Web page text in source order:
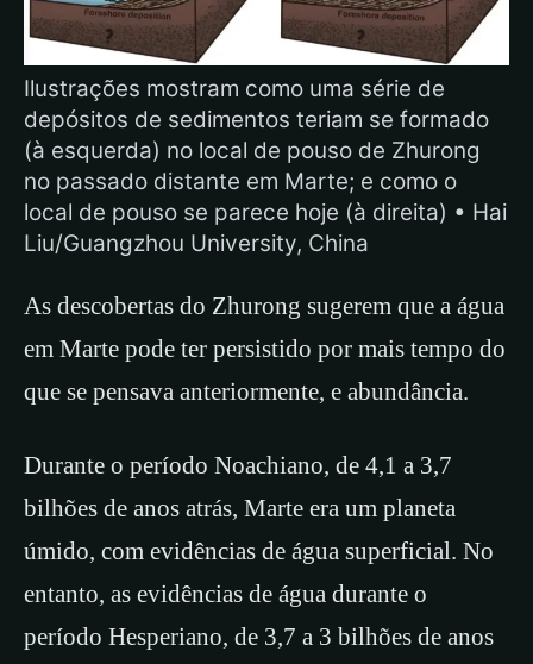
Ilustrações mostram como uma série de
depósitos de sedimentos teriam se formado
(à esquerda) no local de pouso de Zhurong
no passado distante em Marte; e como o
local de pouso se parece hoje (à direita) • Hai
Liu/Guangzhou University, China
As descobertas do Zhurong sugerem que a água
em Marte pode ter persistido por mais tempo do
que se pensava anteriormente, e abundância.
Durante o período Noachiano, de 4,1 a 3,7
bilhões de anos atrás, Marte era um planeta
úmido, com evidências de água superficial. No
entanto, as evidências de água durante o
período Hesperiano, de 3,7 a 3 bilhões de anos